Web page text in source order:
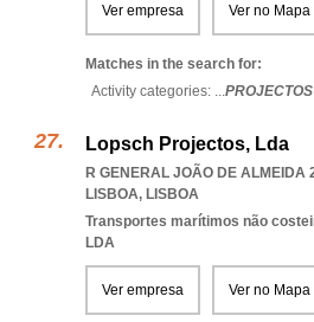
Ver empresa Ver no Mapa
Matches in the search for:
Activity categories: ...
Lopsch Projectos, Lda
R GENERAL JOÃO DE ALMEIDA
LISBOA, LISBOA
Transportes marítimos não
LDA
Ver empresa Ver no Mapa